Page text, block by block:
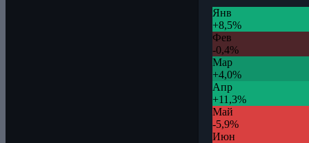
Янв
+8,5%
Фев
-0,4%
Мар
+4,0%
Апр
+11,3%
Май
-5,9%
Июн